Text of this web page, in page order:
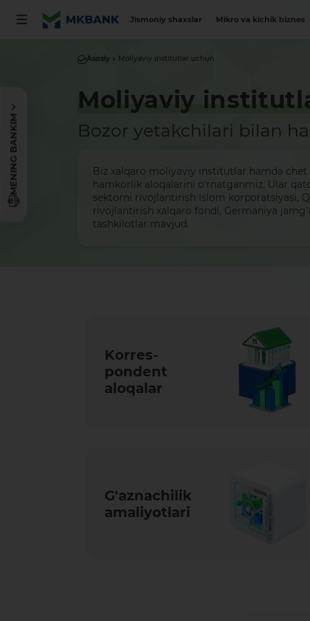
Jismoniy shaxslar Mikro va kichik biznes
MENING BANKIM
Asosiy Moliyaviy institutlar uchun
Moliyaviy
Bozor yetakchilari bilan
Biz xalqaro moliyaviy institutlar hamda
hamkorlik aloqalarini o‘rnatganmiz. Ular
sektorni rivojlantirish Islom korporatsiyasi,
rivojlantirish xalqaro fondi, Germaniya
tashkilotlar mavjud.
Korres­
ponden­t
aloqalar
G'aznachilik
amaliyotlari